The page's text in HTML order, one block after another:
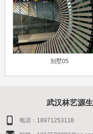
别墅05
武汉林艺源
电话：18971253118